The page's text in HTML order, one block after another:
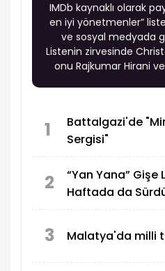
IMDb kaynaklı olarak
en iyi yönetmenler”
ve sosyal medyada
Listenin zirvesinde
onu Rajkumar Hirani
üst sıralarda
1
Battalgazi'de
Sergisi"
2
“Yan Yana” Gişe
Haftada da
3 Malatya'da milli